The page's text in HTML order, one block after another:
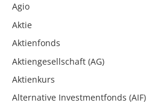
Agio
Aktie
Aktienfonds
Aktiengesellschaft (AG)
Aktienkurs
Alternative Investmentfonds (AIF)